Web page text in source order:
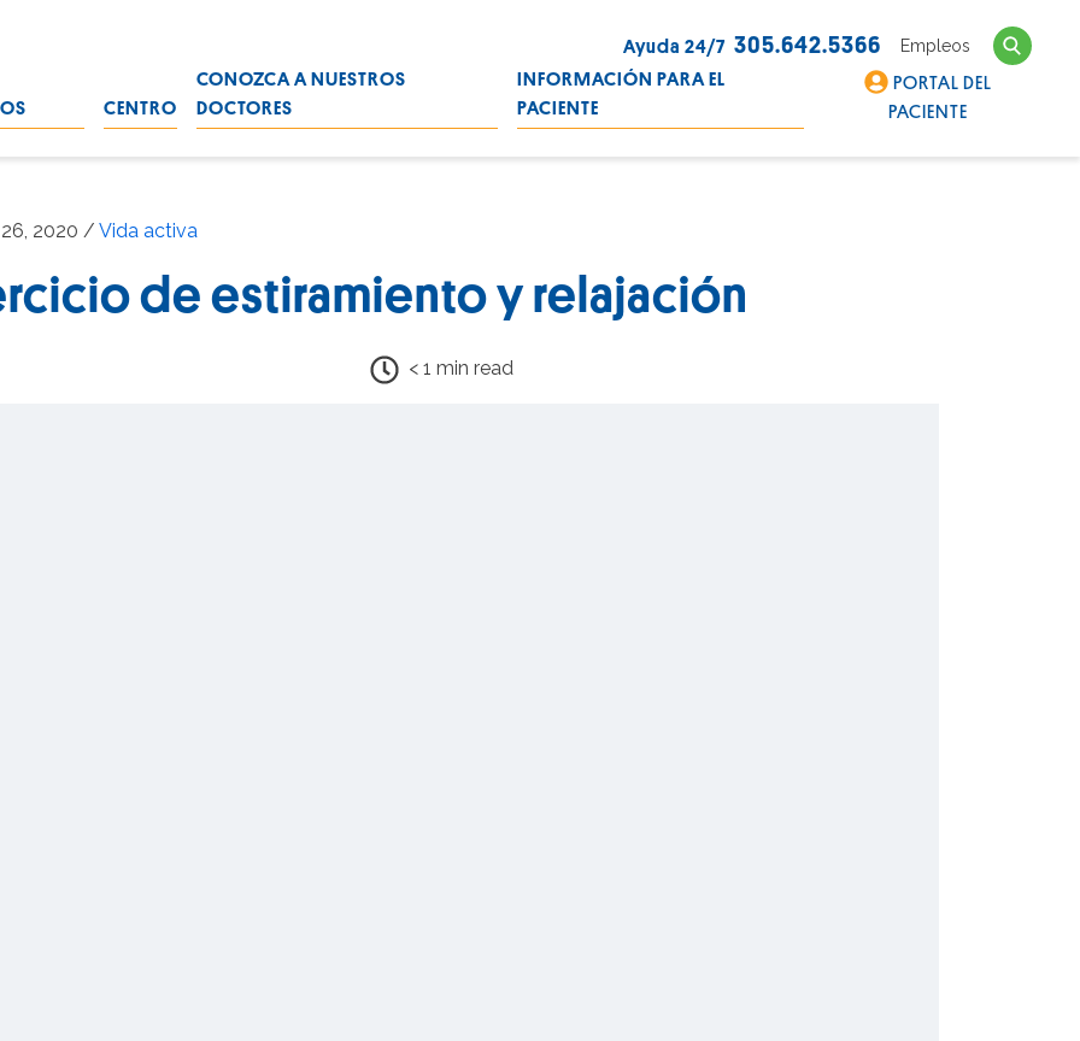
Ayuda 24/7 305.642.5366 Empleos Search
CENTRO
CONOZCA A NUESTROS
DOCTORES
INFORMACIÓN PARA EL
PACIENTE
PORTAL DEL
PACIENTE
2020 / Vida activa
de estiramiento y relajación
< 1 min read